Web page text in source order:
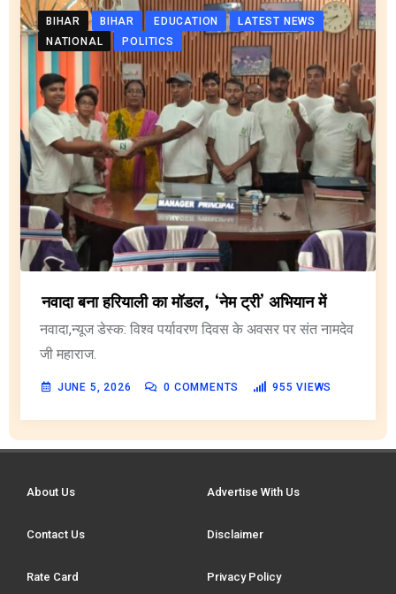
BIHAR BIHAR EDUCATION
LATEST NEWS
NATIONAL
POLITICS
नवादा बना हरियाली का मॉडल, ‘नेम ट्री’ अभियान में
नवादा,न्यूज डेस्क: विश्व पर्यावरण दिवस के अवसर पर संत नामदेव
जी महाराज.
JUNE 5, 2026 0 COMMENTS 955 VIEWS
About Us Advertise With Us
Contact Us Disclaimer
Rate Card Privacy Policy